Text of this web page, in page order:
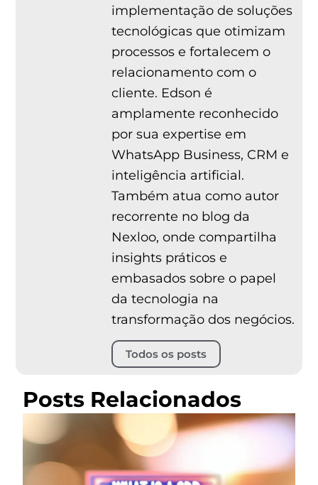
implementação de soluções
tecnológicas que otimizam
processos e fortalecem o
relacionamento com o
cliente. Edson é
amplamente reconhecido
por sua expertise em
WhatsApp Business, CRM e
inteligência artificial.
Também atua como autor
recorrente no blog da
Nexloo, onde compartilha
insights práticos e
embasados sobre o papel
da tecnologia na
transformação dos negócios.
Todos os posts
Posts Relacionados